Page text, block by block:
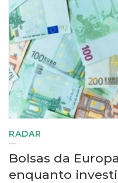
RADAR
Bolsas da
enquanto